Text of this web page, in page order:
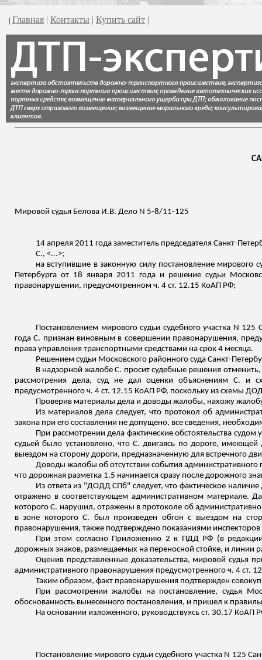
| Главная | Контакты | Купить сайт |
Мировой судья Белова И.В. Дело N 5-8/11-125
14 апреля 2011 года заместитель председателя Санкт-
С., <...>;
на вступившие в законную силу постановление мирового
Петербурга от 18 января 2011 года и решение судьи
правонарушении, предусмотренном ч. 4 ст. 12.15 КоАП РФ;
Постановлением мирового судьи судебного участка N 125
года С. признан виновным в совершении правонарушения,
права управления транспортными средствами на срок 4 месяца.
Решением судьи Московского районного суда Санкт-
В надзорной жалобе С. просит судебные решения
рассмотрения дела, суд не дал оценки объяснениям С. и
предусмотренного ч. 4 ст. 12.15 КоАП РФ, поскольку из схемы
Проверив материалы дела и доводы жалобы, нахожу
Из материалов дела следует, что протокол об
закона при его составлении не допущено, все сведения,
При рассмотрении дела фактические обстоятельства
судьей было установлено, что С. двигаясь по дороге,
выездом на сторону дороги, предназначенную для встречного
Доводы жалобы об отсутствии события
что дорожная разметка 1.5 начинается сразу после дорожного
Из ответа из "ДОДД СПб" следует, что фактическое
отражено в соответствующем административном материале.
которого С. нарушил, отражены в протоколе об
в зоне которого С. был произведен обгон с выездом на
правонарушения, также подтверждено показаниями
При этом согласно Приложению 2 к ПДД РФ (в
дорожных знаков, размещаемых на переносной стойке, и линии
Оценив представленные доказательства, мировой
административного правонарушения предусмотренного ч. 4 ст.
Таким образом, факт правонарушения подтвержден
При рассмотрении жалобы на постановление, судья
обоснованность вынесенного постановления, и пришел к
На основании изложенного, руководствуясь ст. 30.17 КоАП
Постановление мирового судьи судебного участка N 125